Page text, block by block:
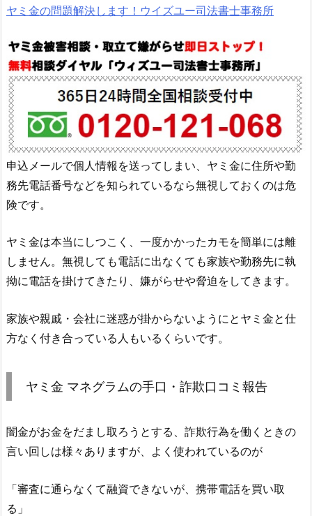
ヤミ金の問題解決します！ウイズユー司法書士事務所
申込メールで個人情報を送ってしまい、ヤミ金に住所や勤
務先電話番号などを知られているなら無視しておくのは危
険です。
ヤミ金は本当にしつこく、一度かかったカモを簡単には離
しません。無視しても電話に出なくても家族や勤務先に執
拗に電話を掛けてきたり、嫌がらせや脅迫をしてきます。
家族や親戚・会社に迷惑が掛からないようにとヤミ金と仕
方なく付き合っている人もいるくらいです。
ヤミ金 マネグラムの手口・詐欺口コミ報告
闇金がお金をだまし取ろうとする、詐欺行為を働くときの
言い回しは様々ありますが、よく使われているのが
「審査に通らなくて融資できないが、携帯電話を買い取
る」